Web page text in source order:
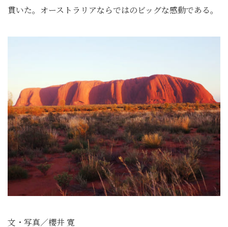
貫いた。オーストラリアならではのビッグな感動である。
文・写真／櫻井 寛